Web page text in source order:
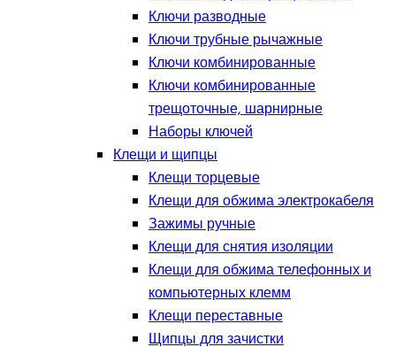
Ключи разводные
Ключи трубные рычажные
Ключи комбинированные
Ключи комбинированные
трещоточные, шарнирные
Наборы ключей
Клещи и щипцы
Клещи торцевые
Клещи для обжима электрокабеля
Зажимы ручные
Клещи для снятия изоляции
Клещи для обжима телефонных и
компьютерных клемм
Клещи переставные
Щипцы для зачистки